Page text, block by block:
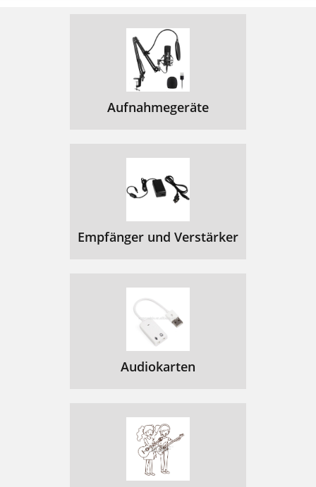
Aufnahmegeräte
Empfänger und Verstärker
Audiokarten